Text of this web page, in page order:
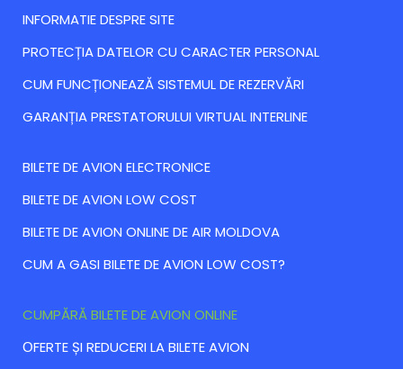
INFORMATIE DESPRE SITE
PROTECȚIA DATELOR CU CARACTER PERSONAL
CUM FUNCȚIONEAZĂ SISTEMUL DE REZERVĂRI
GARANȚIA PRESTATORULUI VIRTUAL INTERLINE
BILETE DE AVION ELECTRONICE
BILETE DE AVION LOW COST
BILETE DE AVION ONLINE DE AIR MOLDOVA
CUM A GASI BILETE DE AVION LOW COST?
CUMPĂRĂ BILETE DE AVION ONLINE
ОFERTE ȘI REDUCERI LA BILETE AVION